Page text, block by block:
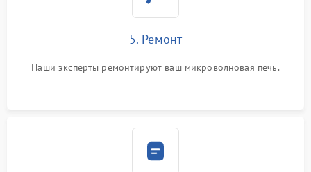
5. Ремонт
Наши эксперты ремонтируют ваш микроволновая печь.